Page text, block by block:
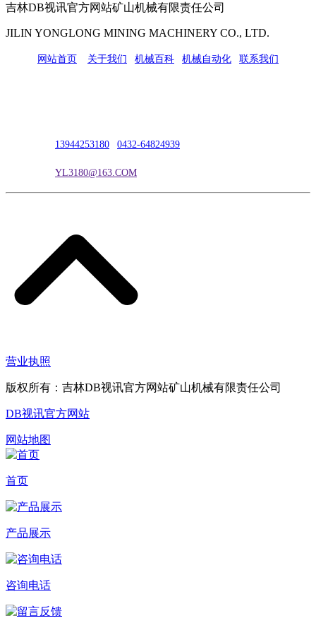
吉林DB视讯官方网站矿山机械有限责任公司
JILIN YONGLONG MINING MACHINERY CO., LTD.
网站首页 关于我们 机械百科 机械自动化 联系我们
13944253180 0432-64824939
YL3180@163.COM
营业执照
版权所有：吉林DB视讯官方网站矿山机械有限责任公司
DB视讯官方网站
网站地图
首页
产品展示
咨询电话